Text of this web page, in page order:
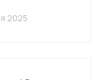
2025